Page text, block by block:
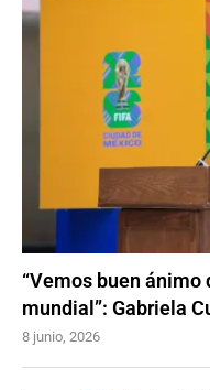
“Vemos buen ánimo
mundial”: Gabriela
8 junio, 2026